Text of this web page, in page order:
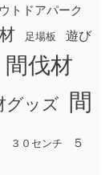
トドアパーク
足場板 遊び
間伐材
グッズ
間
３０センチ
５